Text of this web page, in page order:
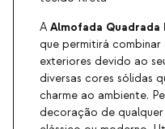
A Almofada Quadrada
que permitirá
exteriores devido ao
diversas cores sólidas
charme ao ambiente.
decoração de